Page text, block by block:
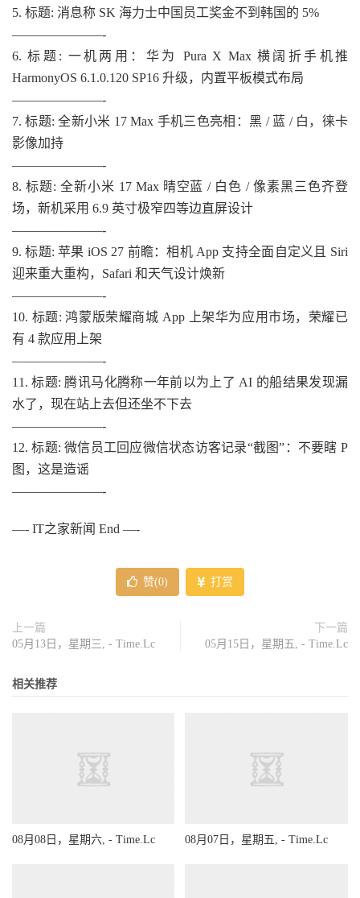
5. 标题: 消息称 SK 海力士中国员工奖金不到韩国的 5%
———————-
6. 标题: 一机两用：华为 Pura X Max 横阔折手机推
HarmonyOS 6.1.0.120 SP16 升级，内置平板模式布局
———————-
7. 标题: 全新小米 17 Max 手机三色亮相：黑 / 蓝 / 白，徕卡
影像加持
———————-
8. 标题: 全新小米 17 Max 晴空蓝 / 白色 / 像素黑三色齐登
场，新机采用 6.9 英寸极窄四等边直屏设计
———————-
9. 标题: 苹果 iOS 27 前瞻：相机 App 支持全面自定义且 Siri
迎来重大重构，Safari 和天气设计焕新
———————-
10. 标题: 鸿蒙版荣耀商城 App 上架华为应用市场，荣耀已
有 4 款应用上架
———————-
11. 标题: 腾讯马化腾称一年前以为上了 AI 的船结果发现漏
水了，现在站上去但还坐不下去
———————-
12. 标题: 微信员工回应微信状态访客记录“截图”：不要瞎 P
图，这是造谣
———————-
—- IT之家新闻 End —-
赞(0) 打赏
上一篇
05月13日，星期三, - Time.Lc
下一篇
05月15日，星期五, - Time.Lc
相关推荐
08月08日，星期六, - Time.Lc 08月07日，星期五, - Time.Lc